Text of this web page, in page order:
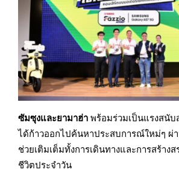
ซัมซุงและยามาฮ่า พร้อมร่วมเป็นแรงสนั
ได้ก้าวออกไปค้นหาประสบการณ์ใหม่ๆ ผ่
ช่วยเติมเต็มทั้งการเดินทางและการสร้าง
ชีวิตประจำวัน